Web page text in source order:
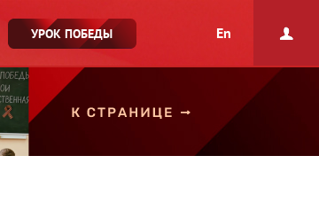
УРОК ПОБЕДЫ En